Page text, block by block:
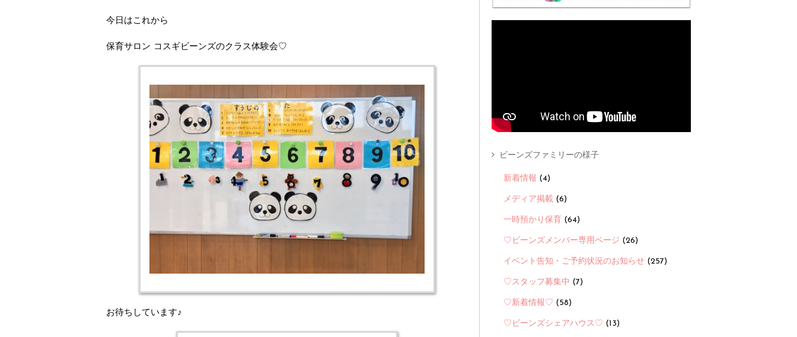
今日はこれから
保育サロン コスギビーンズのクラス体験会♡
お待ちしています♪
ビーンズファミリーの様子
新着情報 (4)
メディア掲載 (6)
一時預かり保育 (64)
♡ビーンズメンバー専用ページ (26)
イベント告知・ご予約状況のお知らせ (257)
♡スタッフ募集中 (7)
♡新着情報♡ (58)
♡ビーンズシェアハウス♡ (13)